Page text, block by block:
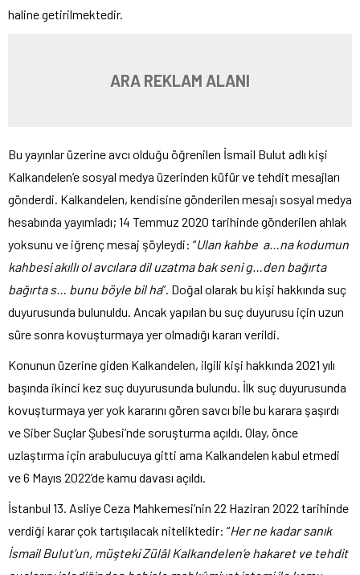
haline getirilmektedir.
ARA REKLAM ALANI
Bu yayınlar üzerine avcı olduğu öğrenilen İsmail Bulut adlı kişi
Kalkandelen’e sosyal medya üzerinden küfür ve tehdit mesajları
gönderdi. Kalkandelen, kendisine gönderilen mesajı sosyal medya
hesabında yayımladı; 14 Temmuz 2020 tarihinde gönderilen ahlak
yoksunu ve iğrenç mesaj şöyleydi: “Ulan kahbe a…na kodumun
kahbesi akıllı ol avcılara dil uzatma bak seni g…den bağırta
bağırta s… bunu böyle bil ha”. Doğal olarak bu kişi hakkında suç
duyurusunda bulunuldu. Ancak yapılan bu suç duyurusu için uzun
süre sonra kovuşturmaya yer olmadığı kararı verildi.
Konunun üzerine giden Kalkandelen, ilgili kişi hakkında 2021 yılı
başında ikinci kez suç duyurusunda bulundu. İlk suç duyurusunda
kovuşturmaya yer yok kararını gören savcı bile bu karara şaşırdı
ve Siber Suçlar Şubesi’nde soruşturma açıldı. Olay, önce
uzlaştırma için arabulucuya gitti ama Kalkandelen kabul etmedi
ve 6 Mayıs 2022’de kamu davası açıldı.
İstanbul 13. Asliye Ceza Mahkemesi’nin 22 Haziran 2022 tarihinde
verdiği karar çok tartışılacak niteliktedir: “Her ne kadar sanık
İsmail Bulut’un, müşteki Zülâl Kalkandelen’e hakaret ve tehdit